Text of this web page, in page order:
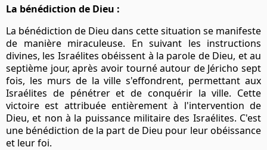
La bénédiction de Dieu :
La bénédiction de Dieu dans cette situation se manifeste
de manière miraculeuse. En suivant les instructions
divines, les Israélites obéissent à la parole de Dieu, et au
septième jour, après avoir tourné autour de Jéricho sept
fois, les murs de la ville s'effondrent, permettant aux
Israélites de pénétrer et de conquérir la ville. Cette
victoire est attribuée entièrement à l'intervention de
Dieu, et non à la puissance militaire des Israélites. C'est
une bénédiction de la part de Dieu pour leur obéissance
et leur foi.